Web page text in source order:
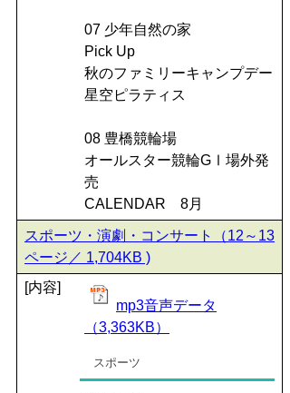
07 少年自然の家
Pick Up
秋のファミリーキャンプデー
星空ピラティス
08 豊橋競輪場
オールスター競輪GⅠ場外発
売
CALENDAR 8月
スポーツ・演劇・コンサート（12～13
ページ／ 1,704KB )
[内容]
mp3音声データ
（3,363KB）
スポーツ